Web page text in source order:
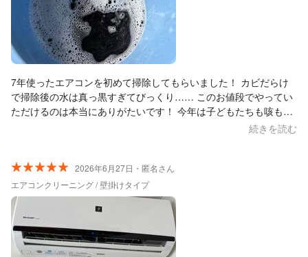
7年使ったエアコンを初めて掃除してもらいました！ カビだらけ
で掃除後の水は真っ黒すぎてびっくり…… このお値段でやってい
ただけるのは本当にありがたいです！ 今年は子どもたちも咳も出
ずに快適に過ごせると思います！ 1歳の娘が昼寝中でしたが、配
続きを読む
2026年6月27日・匿名さん
エアコンクリーニング / 壁掛けタイプ